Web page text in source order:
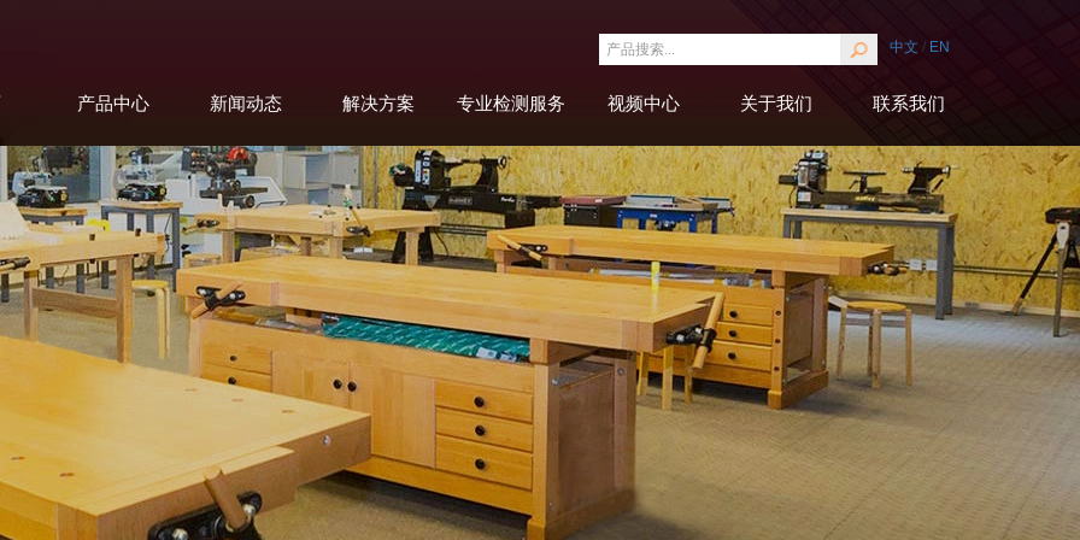
中文 / EN
产品中心 新闻动态 解决方案 专业检测服务 视频中心 关于我们 联系我们